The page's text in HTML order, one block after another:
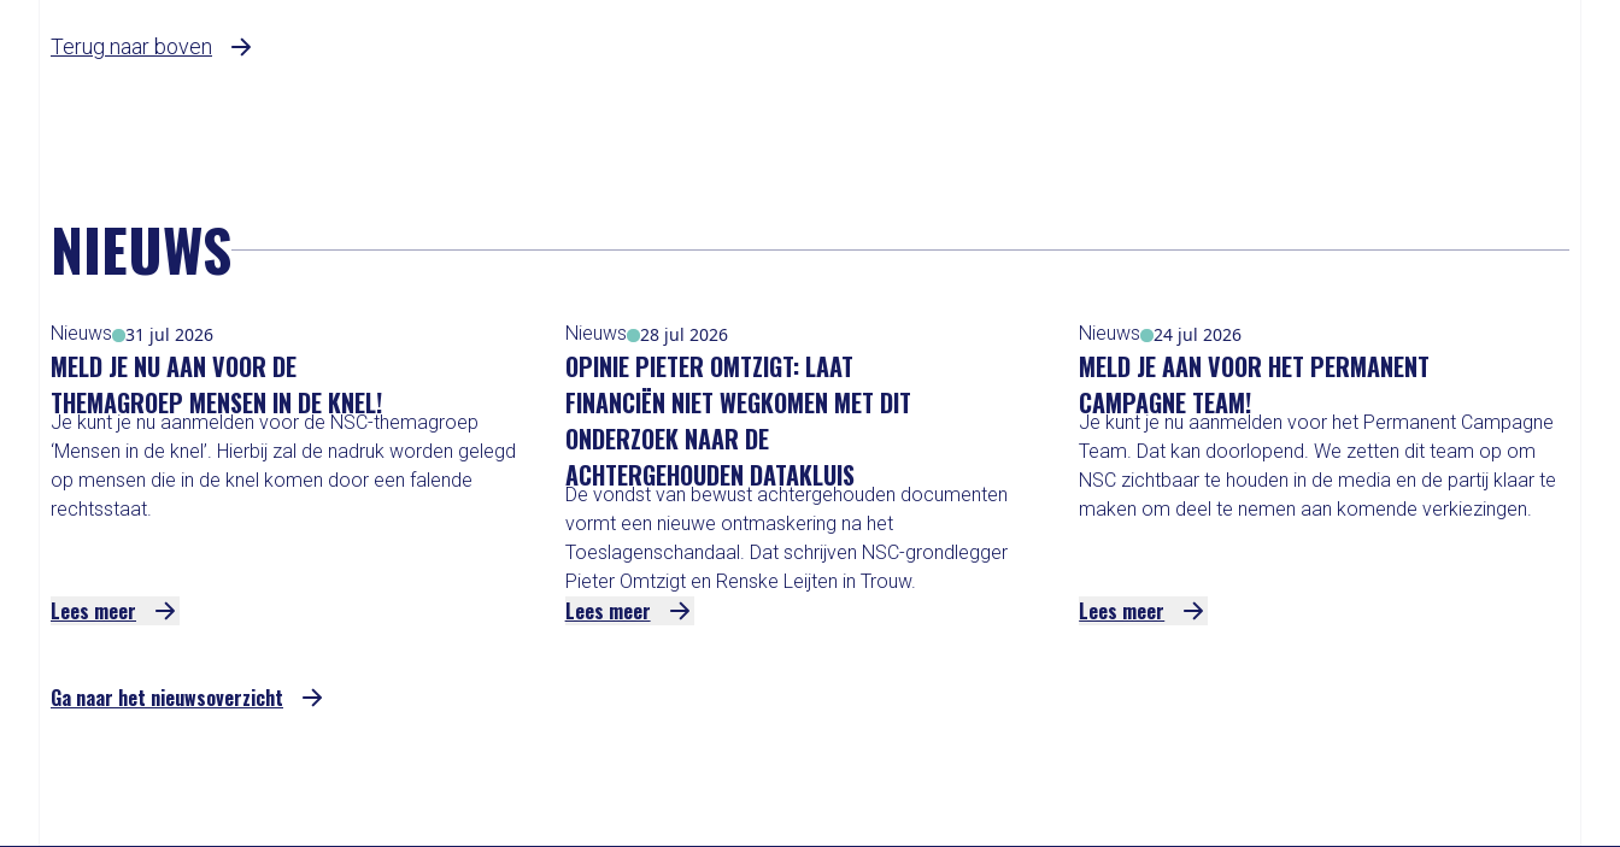
Terug naar boven
NIEUWS
Nieuws 31 jul 2026
MELD JE NU AAN VOOR DE
THEMAGROEP MENSEN IN DE KNEL!
Je kunt je nu aanmelden voor de NSC-themagroep
‘Mensen in de knel’. Hierbij zal de nadruk worden gelegd
op mensen die in de knel komen door een falende
rechtsstaat.
Lees meer
Nieuws 28 jul 2026
OPINIE PIETER OMTZIGT: LAAT
FINANCIËN NIET WEGKOMEN MET DIT
ONDERZOEK NAAR DE
ACHTERGEHOUDEN DATAKLUIS
De vondst van bewust achtergehouden documenten
vormt een nieuwe ontmaskering na het
Toeslagenschandaal. Dat schrijven NSC-grondlegger
Pieter Omtzigt en Renske Leijten in Trouw.
Lees meer
Nieuws 24 jul 2026
MELD JE AAN VOOR HET PERMANENT
CAMPAGNE TEAM!
Je kunt je nu aanmelden voor het Permanent Campagne
Team. Dat kan doorlopend. We zetten dit team op om
NSC zichtbaar te houden in de media en de partij klaar te
maken om deel te nemen aan komende verkiezingen.
Lees meer
Ga naar het nieuwsoverzicht